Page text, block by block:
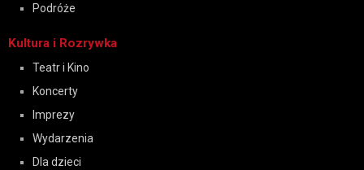
Podróże
Kultura i Rozrywka
Teatr i Kino
Koncerty
Imprezy
Wydarzenia
Dla dzieci